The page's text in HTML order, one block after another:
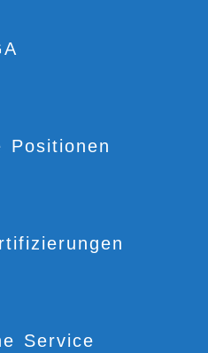
Positionen
Service